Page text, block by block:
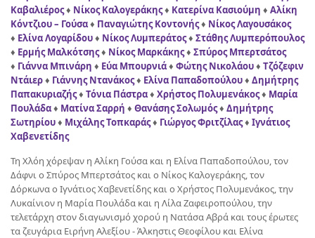
Καβαλιέρος♦ Νίκος Καλογεράκης♦ Κατερίνα Κασιούμη ♦ Αλίκη
Κόντζιου – Γούσα♦ Παναγιώτης Κοντονής♦ Νίκος Λαγουσάκος
♦ Ελίνα Λογαρίδου♦ Νίκος Λυμπεράτος♦ Στάθης Λυμπερόπουλος
♦ Ερμής Μαλκότσης♦ Νίκος Μαρκάκης♦ Σπύρος Μπερτσάτος
♦ Γιάννα Μπινάρη ♦ Εύα Μπουρνιά♦ Φώτης Νικολάου♦ Τζόζεφιν
Ντάιερ♦ Γιάννης Ντανάκος♦ Ελίνα Παπαδοπούλου♦ Δημήτρης
Παπακυριαζής♦ Τόνια Πάστρα♦ Χρήστος Πολυμενάκος♦ Μαρία
Πουλάδα♦ Ματίνα Σαρρή ♦ Θανάσης Σολωμός♦ Δημήτρης
Σωτηρίου♦ Μιχάλης Τοπκαράς♦ Γιώργος Φριτζίλας♦ Ιγνάτιος
Χαβενετίδης
Τη Χλόη χόρεψαν η Αλίκη Γούσα και η Ελίνα Παπαδοπούλου, τον
Δάφνι ο Σπύρος Μπερτσάτος και ο Νίκος Καλογεράκης, τον
Δόρκωνα ο Ιγνάτιος Χαβενετίδης και ο Χρήστος Πολυμενάκος, την
Λυκαίνιον η Μαρία Πουλάδα και η Λίλα Ζαφειροπούλου, την
τελετάρχη στον διαγωνισμό χορού η Νατάσα Αβρά και τους έρωτες
τα ζευγάρια Ειρήνη Αλεξίου - Άλκηστις Θεοφίλου και Ελίνα